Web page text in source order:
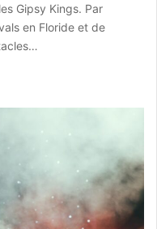
Gipsy Kings. Par
en Floride et de